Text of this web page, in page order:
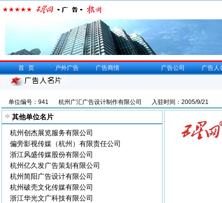
首页 户外广告 广告商情 广告公司 广告人
单位编号：941 杭州广汇广告设计制作有限公司 入驻时间：2005/9/21
其他单位名片
杭州创杰展览服务有限公司
偏旁影视传媒（杭州）有限责任公司
浙江风盛传媒股份有限公司
杭州亿久发广告策划有限公司
杭州简阳广告设计有限公司
杭州破壳文化传媒有限公司
浙江华光文广科技有限公司